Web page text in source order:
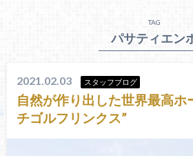
TAG
パサティエン
2021.02.03 スタッフブログ
自然が作り出した世界最高ホ
チゴルフリンクス”